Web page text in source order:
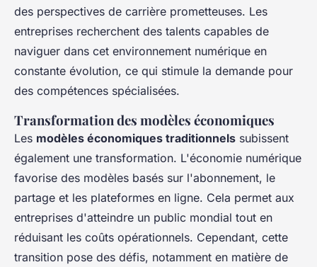
des perspectives de carrière prometteuses. Les
entreprises recherchent des talents capables de
naviguer dans cet environnement numérique en
constante évolution, ce qui stimule la demande pour
des compétences spécialisées.
Transformation des modèles économiques
Les modèles économiques traditionnels subissent
également une transformation. L'économie numérique
favorise des modèles basés sur l'abonnement, le
partage et les plateformes en ligne. Cela permet aux
entreprises d'atteindre un public mondial tout en
réduisant les coûts opérationnels. Cependant, cette
transition pose des défis, notamment en matière de